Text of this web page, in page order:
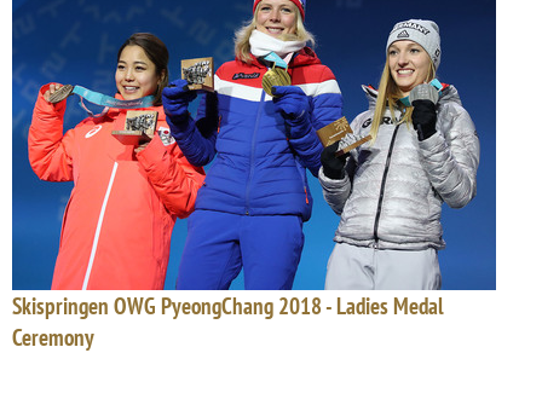
Skispringen OWG PyeongChang 2018 - Ladies Medal
Ceremony